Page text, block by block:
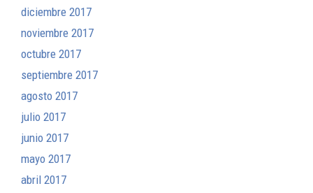
diciembre 2017
noviembre 2017
octubre 2017
septiembre 2017
agosto 2017
julio 2017
junio 2017
mayo 2017
abril 2017